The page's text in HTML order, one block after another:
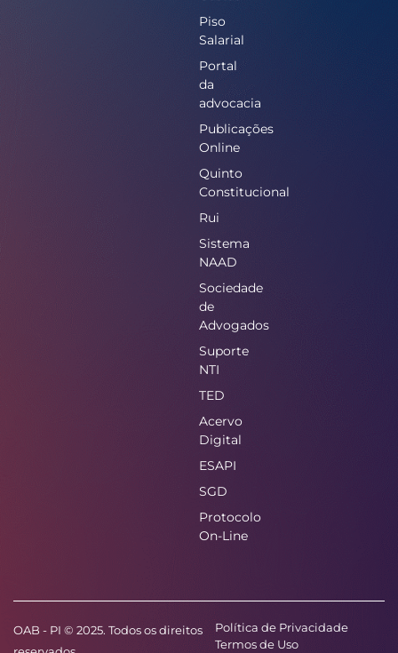
Piso
Salarial
Portal
da
advocacia
Publicações
Online
Quinto
Constitucional
Rui
Sistema
NAAD
Sociedade
de
Advogados
Suporte
NTI
TED
Acervo
Digital
ESAPI
SGD
Protocolo
On-Line
OAB - PI © 2025. Todos os direitos
Política de Privacidade
Termos de Uso